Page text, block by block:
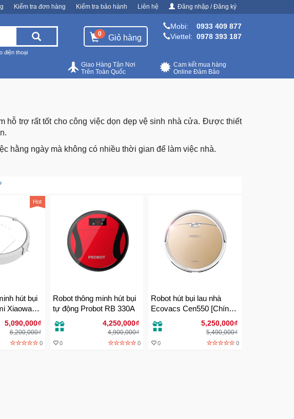
Kiểm tra đơn hàng Kiểm tra bảo hành Liên hệ Đăng nhập / Đăng ký
điện thoại
0 Giỏ hàng
Mobi:
0933 409 877
Viettel: 0978 393 187
Cam kết mua hàng
Online Đảm Bảo
Giao Hàng Tận Nơi
Trên Toàn Quốc
hỗ trợ rất tốt cho công việc dọn dẹp vệ sinh nhà cửa. Được thiết
hằng ngày mà không có nhiều thời gian để làm việc nhà.
Hot
hút bụi
Xiaowa
5,090,000₫
6,200,000₫
0
Robot thông minh hút bụi
tự động Probot RB 330A
4,250,000₫
4,900,000₫
0 0
Robot hút bụi lau nhà
Ecovacs Cen550 [Chính
5,250,000₫
5,490,000₫
0 0